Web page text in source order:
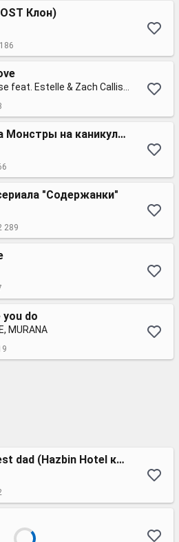
Клон)
Из мультика Монстры на каникулах 3
"Содержанки"
289
you do
MURANA
Hell's greatest dad (Hazbin Hotel кавер на русском)